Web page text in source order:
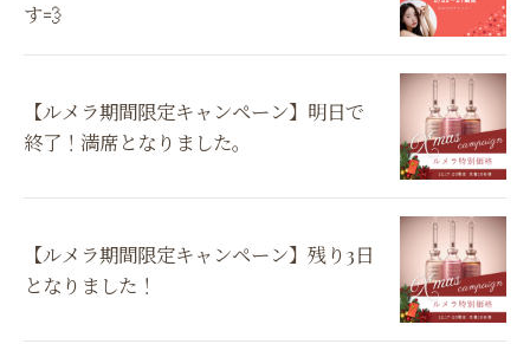
す💨
【ルメラ期間限定キャンペーン】明日で
終了！満席となりました。
【ルメラ期間限定キャンペーン】残り3日
となりました！